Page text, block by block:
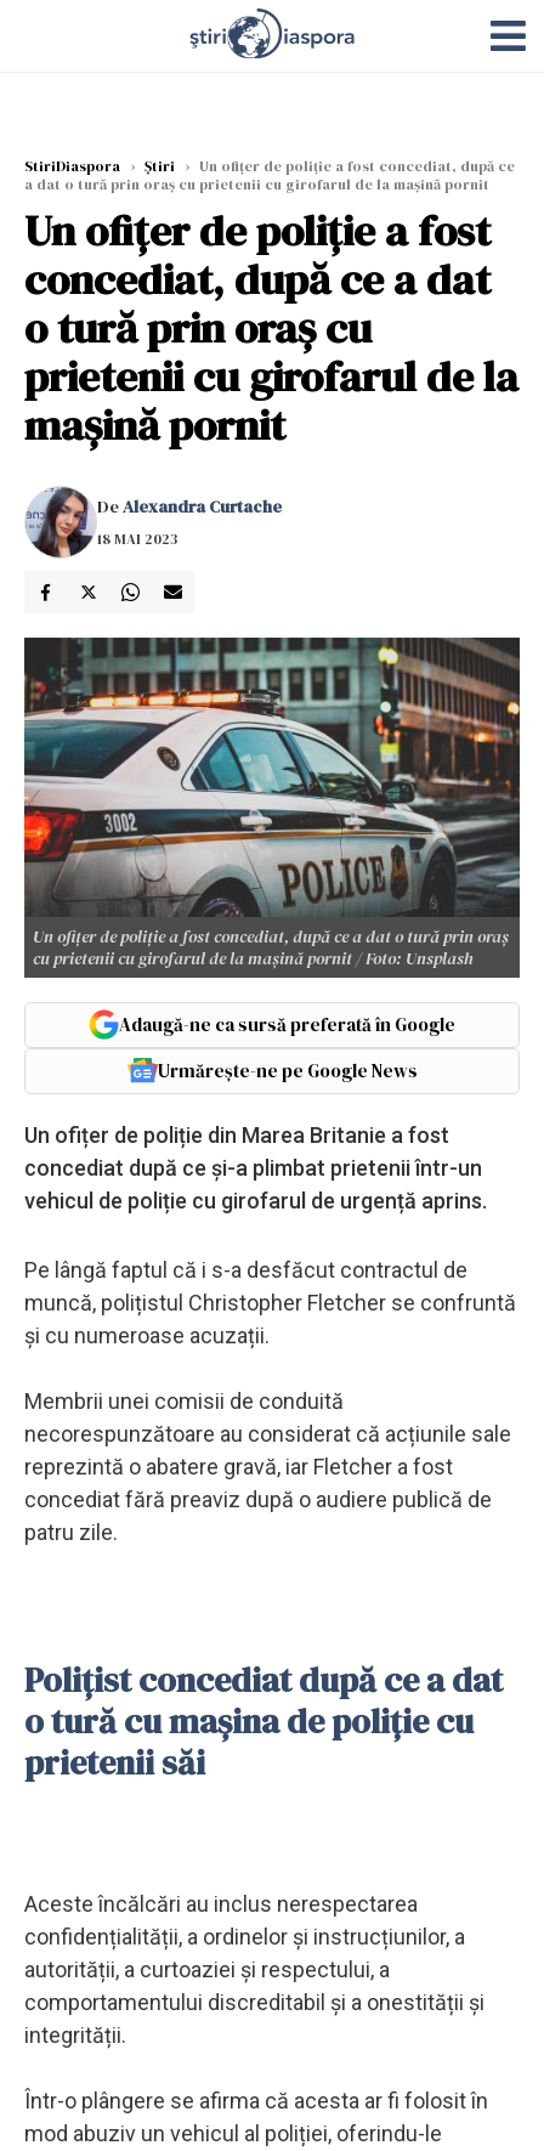
StiriDiaspora › Știri › Un ofițer de poliție a fost concediat, după ce
a dat o tură prin oraș cu prietenii cu girofarul de la mașină pornit
Un ofițer de poliție a fost
concediat, după ce a dat
o tură prin oraș cu
prietenii cu girofarul de la
mașină pornit
DeAlexandra Curtache
18 MAI 2023
Un ofițer de poliție a fost concediat, după ce a dat o tură prin oraș
cu prietenii cu girofarul de la mașină pornit / Foto: Unsplash
Adaugă-ne ca sursă preferată în Google
Urmărește-ne pe Google News
Un ofițer de poliție din Marea Britanie a fost
concediat după ce și-a plimbat prietenii într-un
vehicul de poliție cu girofarul de urgență aprins.
Pe lângă faptul că i s-a desfăcut contractul de
muncă, polițistul Christopher Fletcher se confruntă
și cu numeroase acuzații.
Membrii unei comisii de conduită
necorespunzătoare au considerat că acțiunile sale
reprezintă o abatere gravă, iar Fletcher a fost
concediat fără preaviz după o audiere publică de
patru zile.
Polițist concediat după ce a dat
o tură cu mașina de poliție cu
prietenii săi
Aceste încălcări au inclus nerespectarea
confidențialității, a ordinelor și instrucțiunilor, a
autorității, a curtoaziei și respectului, a
comportamentului discreditabil și a onestității și
integrității.
Într-o plângere se afirma că acesta ar fi folosit în
mod abuziv un vehicul al poliției, oferindu-le